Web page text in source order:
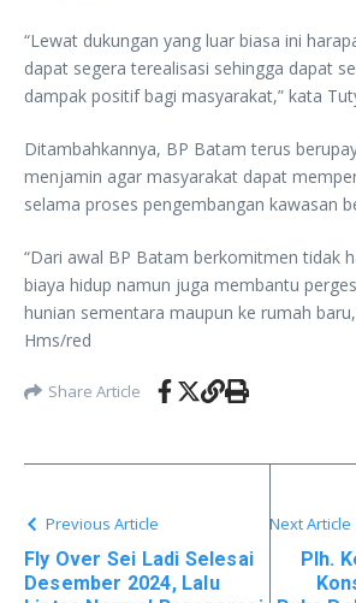
“Lewat dukungan yang luar biasa ini
dapat segera terealisasi sehingga dapat
dampak positif bagi masyarakat,” kata
Ditambahkannya, BP Batam terus
menjamin agar masyarakat dapat
selama proses pengembangan kawasan
“Dari awal BP Batam berkomitmen tidak
biaya hidup namun juga membantu
hunian sementara maupun ke rumah
Hms/red
Share Article
Previous Article
Fly Over Sei Ladi Selesai
Desember 2024, Lalu
Next Article
Plh.